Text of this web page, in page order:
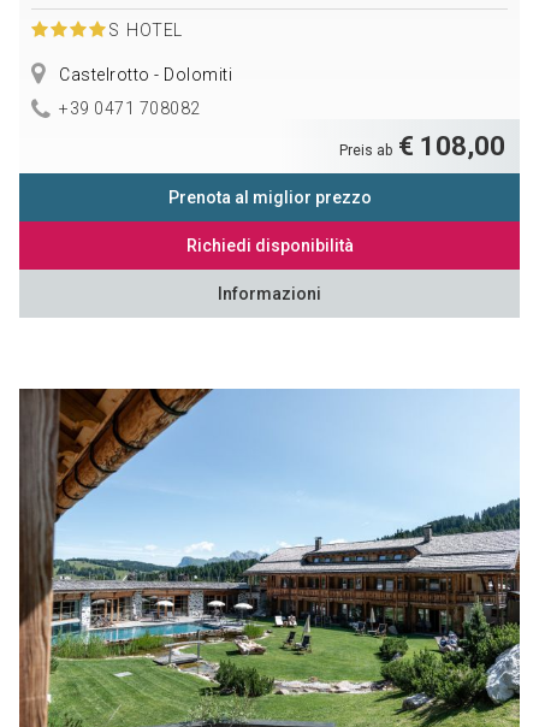
S HOTEL
Castelrotto - Dolomiti
+39 0471 708082
Preis ab € 108,00
Prenota al miglior prezzo
Richiedi disponibilità
Informazioni